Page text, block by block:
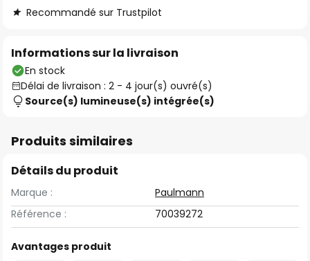
Recommandé sur Trustpilot
Informations sur la livraison
En stock
Délai de livraison : 2 - 4 jour(s) ouvré(s)
Source(s) lumineuse(s) intégrée(s)
Produits similaires
Détails du produit
Marque :
Paulmann
Référence :
70039272
Avantages produit